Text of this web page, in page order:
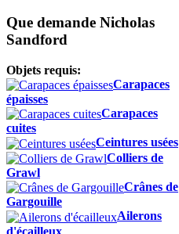
Que demande Nicholas
Sandford
Objets requis:
Carapaces
épaisses
Carapaces
cuites
Ceintures usées
Colliers de
Grawl
Crânes de
Gargouille
Ailerons
d'écailleux